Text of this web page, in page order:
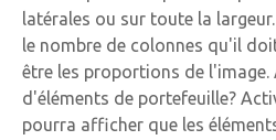
latérales ou sur toute la
le nombre de colonnes qu'il
être les proportions de l'image.
d'éléments de portefeuille?
pourra afficher que les